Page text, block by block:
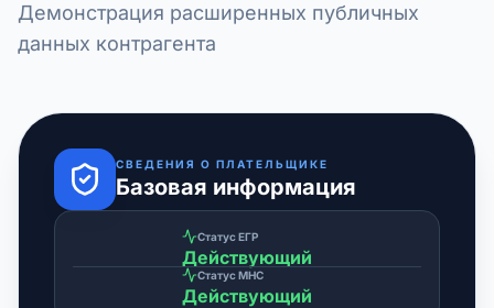
Демонстрация расширенных публичных
данных контрагента
СВЕДЕНИЯ О ПЛАТЕЛЬЩИКЕ
Базовая информация
Статус ЕГР
Действующий
Статус МНС
Действующий